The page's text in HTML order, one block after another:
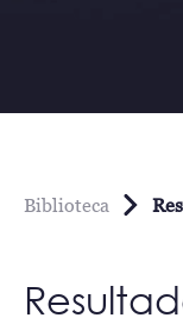
Biblioteca